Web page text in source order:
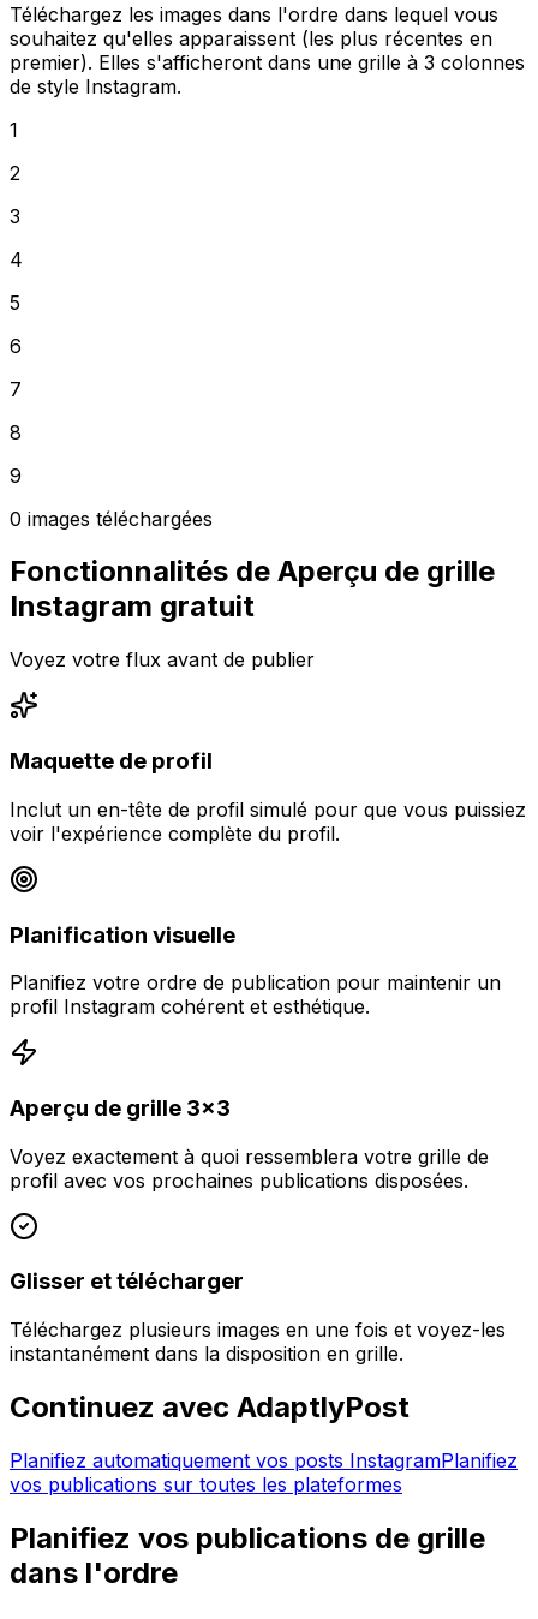
Téléchargez les images dans l'ordre dans lequel vous
souhaitez qu'elles apparaissent (les plus récentes en
premier). Elles s'afficheront dans une grille à 3 colonnes
de style Instagram.
1
2
3
4
5
6
7
8
9
0 images téléchargées
Fonctionnalités de Aperçu de grille
Instagram gratuit
Voyez votre flux avant de publier
Maquette de profil
Inclut un en-tête de profil simulé pour que vous puissiez
voir l'expérience complète du profil.
Planification visuelle
Planifiez votre ordre de publication pour maintenir un
profil Instagram cohérent et esthétique.
Aperçu de grille 3x3
Voyez exactement à quoi ressemblera votre grille de
profil avec vos prochaines publications disposées.
Glisser et télécharger
Téléchargez plusieurs images en une fois et voyez-les
instantanément dans la disposition en grille.
Continuez avec AdaptlyPost
Planifiez automatiquement vos posts InstagramPlanifiez
vos publications sur toutes les plateformes
Planifiez vos publications de grille
dans l'ordre